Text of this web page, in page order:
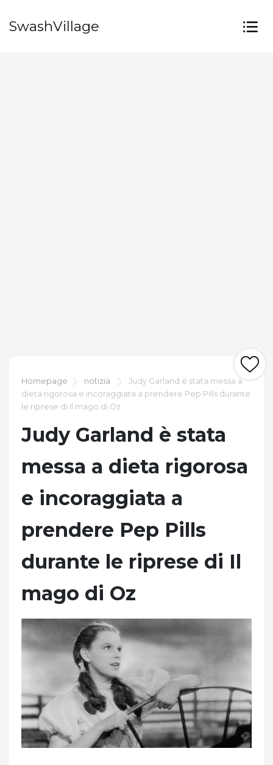
SwashVillage
Homepage notizia
Judy Garland è stata messa a
dieta rigorosa e incoraggiata a prendere Pep Pills durante
le riprese di Il mago di Oz
Judy Garland è stata
messa a dieta rigorosa
e incoraggiata a
prendere Pep Pills
durante le riprese di Il
mago di Oz